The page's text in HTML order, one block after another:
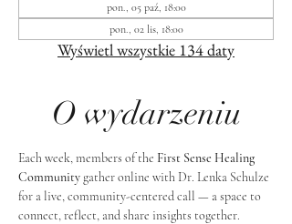
pon., 05 paź, 18:00
pon., 02 lis, 18:00
Wyświetl wszystkie 134 daty
O wydarzeniu
Each week, members of the First Sense Healing
Community gather online with Dr. Lenka Schulze
for a live, community-centered call — a space to
connect, reflect, and share insights together.